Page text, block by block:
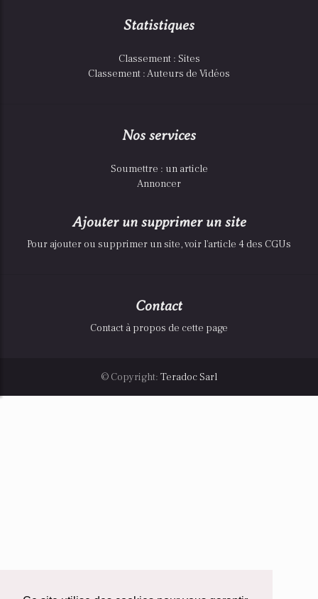
Statistiques
Classement : Sites
Classement : Auteurs de Vidéos
Nos services
Soumettre : un article
Annoncer
Ajouter un supprimer un site
Pour ajouter ou supprimer un site, voir l'article 4 des CGUs
Contact
Contact à propos de cette page
© Copyright: Teradoc Sarl